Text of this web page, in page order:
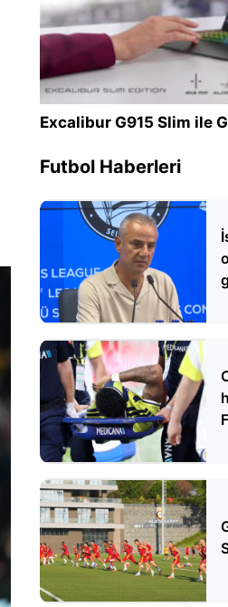
Excalibur G915 Slim ile
Futbol Haberleri